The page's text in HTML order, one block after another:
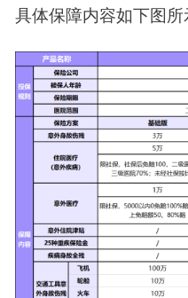
具体保障内容如下图所